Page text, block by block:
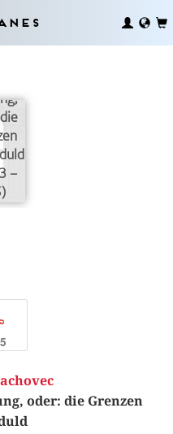
–
oder: die Grenzen